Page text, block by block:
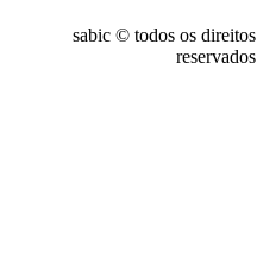
sabic © todos os direitos
reservados